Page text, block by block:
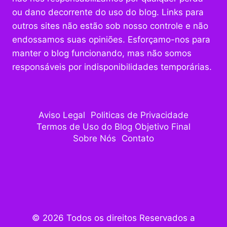
ou dano decorrente do uso do blog. Links para
outros sites não estão sob nosso controle e não
endossamos suas opiniões. Esforçamo-nos para
manter o blog funcionando, mas não somos
responsáveis por indisponibilidades temporárias.
Aviso Legal
Politicas de Privacidade
Termos de Uso do Blog Objetivo Final
Sobre Nós
Contato
© 2026 Todos os direitos Reservados a